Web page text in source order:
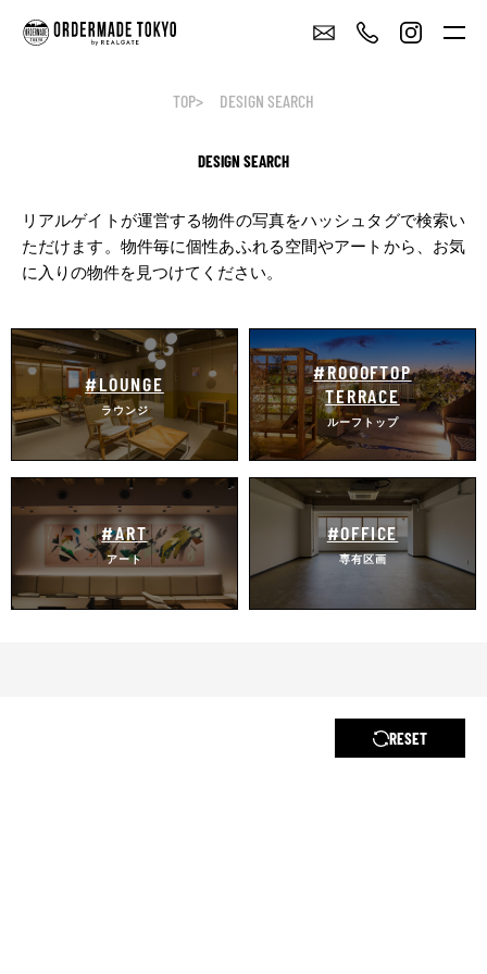
TOP DESIGN SEARCH
DESIGN SEARCH
リアルゲイトが運営する物件の写真をハッシュタグで検索い
ただけます。 物件毎に個性あふれる空間やアートから、お気
に入りの物件を見つけてください。
#LOUNGE
ラウンジ
#ROOOFTOP
TERRACE
ルーフトップ
#ART
アート
#OFFICE
専有区画
RESET